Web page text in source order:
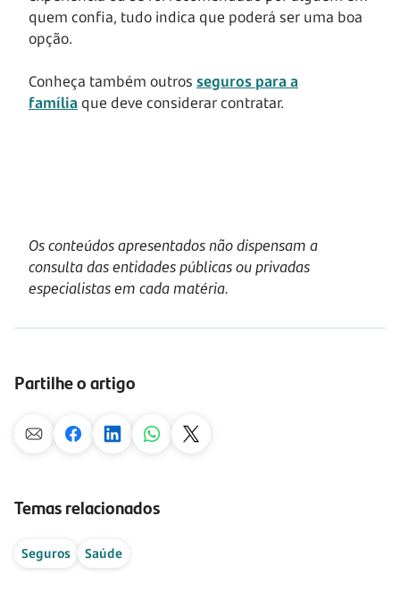
quem confia, tudo indica que poderá ser uma boa
opção.
Conheça também outros seguros para a
família que deve considerar contratar.
Os conteúdos apresentados não dispensam a
consulta das entidades públicas ou privadas
especialistas em cada matéria.
Partilhe o artigo
Temas relacionados
Seguros Saúde